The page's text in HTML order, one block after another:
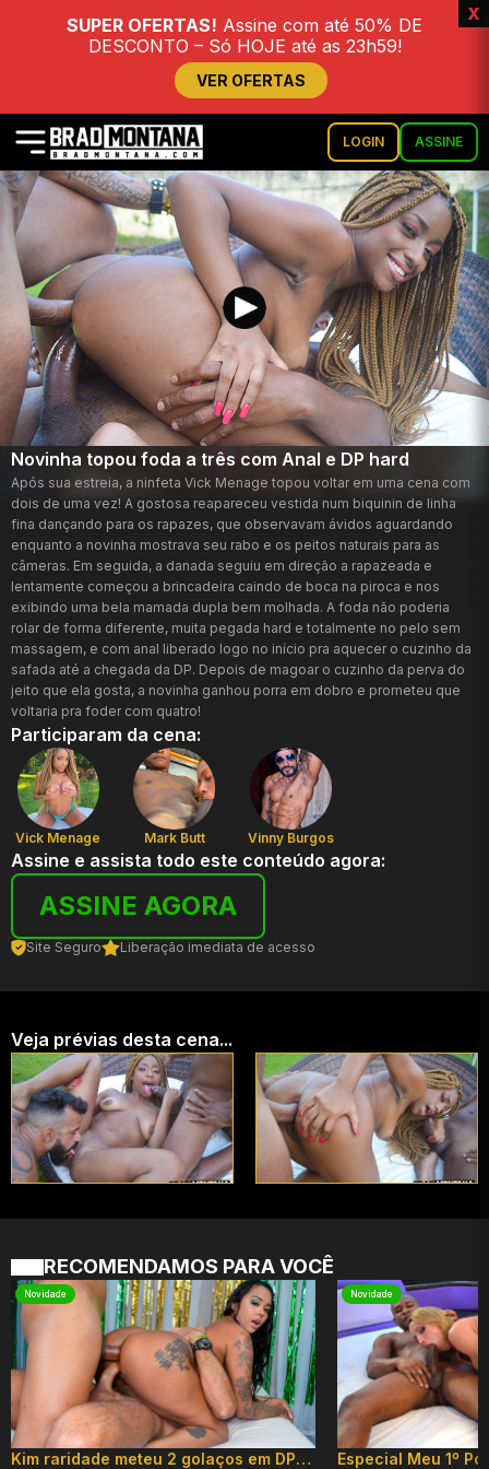
SUPER OFERTAS! Assine com até 50% DE
DESCONTO – Só HOJE até as 23h59!
VER OFERTAS
x
LOGIN ASSINE
Novinha topou foda a três com Anal e DP hard
Após sua estreia, a ninfeta Vick Menage topou voltar em uma cena com
dois de uma vez! A gostosa reapareceu vestida num biquinin de linha
fina dançando para os rapazes, que observavam ávidos aguardando
enquanto a novinha mostrava seu rabo e os peitos naturais para as
câmeras. Em seguida, a danada seguiu em direção a rapazeada e
lentamente começou a brincadeira caindo de boca na piroca e nos
exibindo uma bela mamada dupla bem molhada. A foda não poderia
rolar de forma diferente, muita pegada hard e totalmente no pelo sem
massagem, e com anal liberado logo no início pra aquecer o cuzinho da
safada até a chegada da DP. Depois de magoar o cuzinho da perva do
jeito que ela gosta, a novinha ganhou porra em dobro e prometeu que
voltaria pra foder com quatro!
Participaram da cena:
Vick Menage Mark Butt Vinny Burgos
Assine e assista todo este conteúdo agora:
ASSINE AGORA
Site Seguro Liberação imediata de acesso
Veja prévias desta cena...
RECOMENDAMOS PARA VOCÊ
Novidade
Kim raridade meteu 2 golaços em DP hard!
Novidade